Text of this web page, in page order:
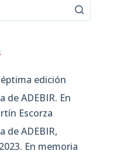
edición
de ADEBIR. En
Escorza
de ADEBIR,
En memoria